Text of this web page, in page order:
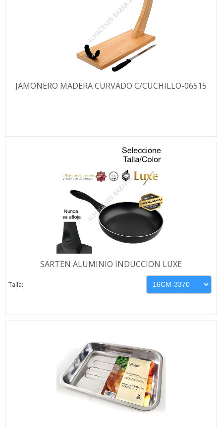
JAMONERO MADERA CURVADO C/CUCHILLO-06515
SARTEN ALUMINIO INDUCCION LUXE
Talla: